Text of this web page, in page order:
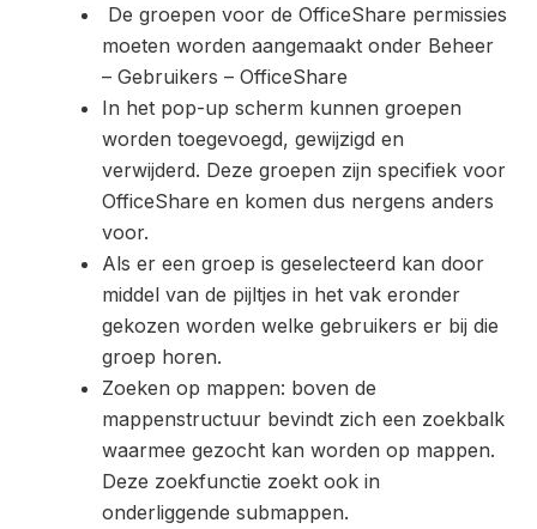
De groepen voor de OfficeShare permissies
moeten worden aangemaakt onder Beheer
– Gebruikers – OfficeShare
In het pop-up scherm kunnen groepen
worden toegevoegd, gewijzigd en
verwijderd. Deze groepen zijn specifiek voor
OfficeShare en komen dus nergens anders
voor.
Als er een groep is geselecteerd kan door
middel van de pijltjes in het vak eronder
gekozen worden welke gebruikers er bij die
groep horen.
Zoeken op mappen: boven de
mappenstructuur bevindt zich een zoekbalk
waarmee gezocht kan worden op mappen.
Deze zoekfunctie zoekt ook in
onderliggende submappen.